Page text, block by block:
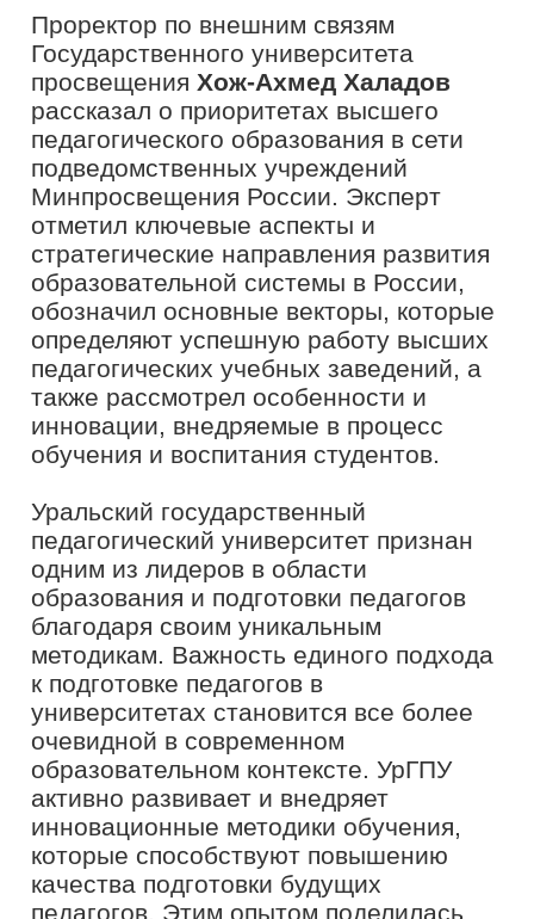
обрести уверенность в себе. Сергей
подчеркнул важность правильного
позиционирования перед камерой,
использования света и ракурсов для
создания выразительного образа. С
помощью интерактивных упражнений и
практических заданий участники
развили навыки уверенного и
эффективного выступления.
образования» также поделились своим
опытом и провели лекции.Наталья
Дашковская,начальник управления
образования Администрации города
Кемерово рассказала о том, как
наладить благоприятную атмосферу в
коллективе образовательной
организации. Она подробно
остановилась на корпоративном
счастье – карьерном, психологическом
О повышении профессионального
мастерства педагогов и
управленческих кадров
образовательной организации через
систему наставничества рассказала
Наталья Куликова, финалист
конкурса «Флагманы образования»,
директор детского сада № 4
«Ласточка» Тверской области.
Опытом реализации региональной
школы грантов поделился победитель
конкурса прошлого года среди
студентов Артем Темнов. Он
рассказал о том, как презентовать
собственную инициативу и получить
поддержку государства.